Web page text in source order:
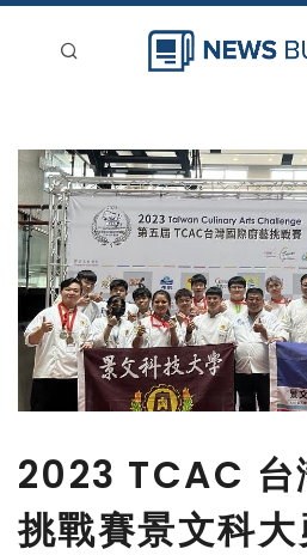
新聞稿分類
登入
刊登
2023 TCAC 台
挑戰賽景文科